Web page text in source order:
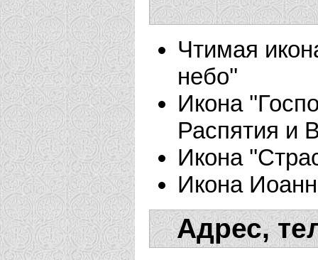
Чтимая
небо''
Икона
Распятия и
Икона
Икона
Адрес,